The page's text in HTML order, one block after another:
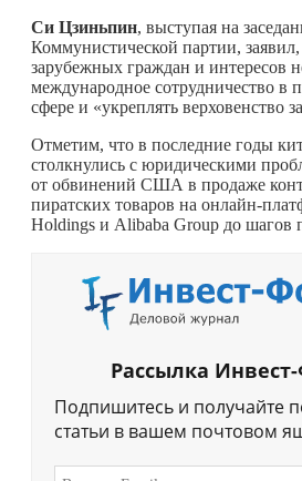
Си Цзиньпин, выступая на
Коммунистической партии,
зарубежных граждан и интересов
международное сотрудничество в
сфере и «укреплять верховенство
Отметим, что в последние годы
столкнулись с юридическими
от обвинений США в продаже
пиратских товаров на онлайн-
Holdings и Alibaba Group до шагов
Рассылка
Подпишитесь и получайте
статьи в вашем почтовом